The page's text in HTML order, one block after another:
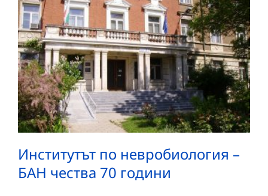
Институтът по невробиология –
БАН чества 70 години